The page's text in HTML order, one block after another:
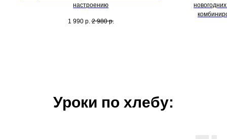
настроению
1 990 р. 2 980 р.
Уроки по хлебу: